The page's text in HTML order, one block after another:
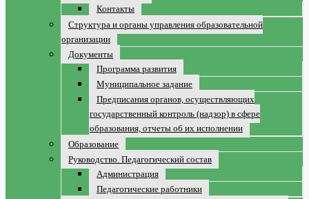
Контакты
Структура и органы управления образовательной
организации
Документы
Программа развития
Муниципальное задание
Предписания органов, осуществляющих
государственный контроль (надзор) в сфере
образования, отчеты об их исполнении
Образование
Руководство. Педагогический состав
Администрация
Педагогические работники